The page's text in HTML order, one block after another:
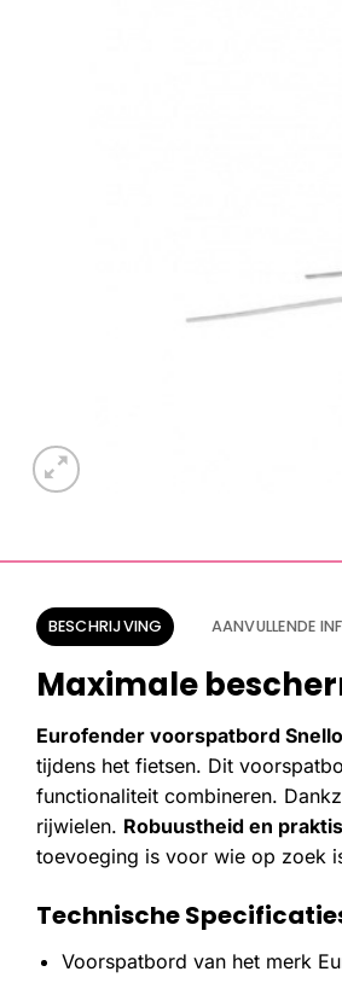
BESCHRIJVING AANVULLENDE
Maximale
Eurofender voorspatbord Snello
tijdens het fietsen. Dit
functionaliteit combineren.
rijwielen. Robuustheid en
toevoeging is voor wie op zoek
Technische
Voorspatbord van het merk